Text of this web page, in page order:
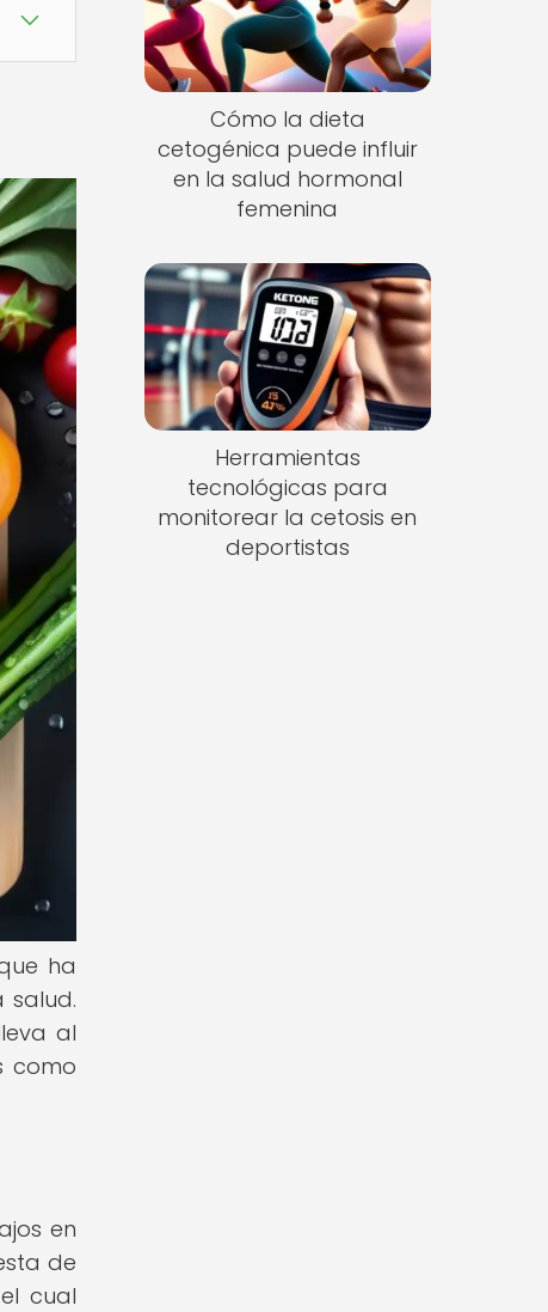
ha
salud.
al
como
en
de
cual
Cómo la dieta
cetogénica puede influir
en la salud hormonal
femenina
Herramientas
tecnológicas para
monitorear la cetosis en
deportistas